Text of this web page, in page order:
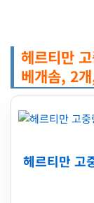
헤르티만
베개솜, 2
헤르티만 고